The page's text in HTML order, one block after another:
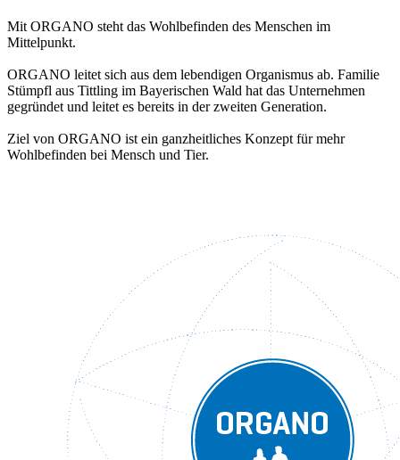
Mit ORGANO steht das Wohlbefinden des Menschen im
Mittelpunkt.
ORGANO leitet sich aus dem lebendigen Organismus ab. Familie
Stümpfl aus Tittling im Bayerischen Wald hat das Unternehmen
gegründet und leitet es bereits in der zweiten Generation.
Ziel von ORGANO ist ein ganzheitliches Konzept für mehr
Wohlbefinden bei Mensch und Tier.